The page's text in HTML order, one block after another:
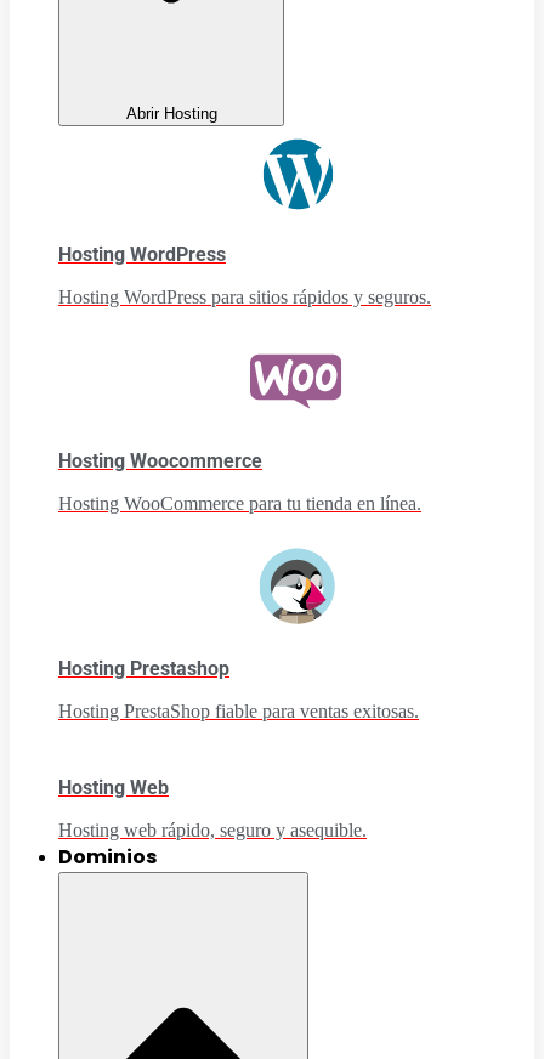
Abrir Hosting
Hosting WordPress
Hosting WordPress para sitios rápidos y seguros.
Hosting Woocommerce
Hosting WooCommerce para tu tienda en línea.
Hosting Prestashop
Hosting PrestaShop fiable para ventas exitosas.
Hosting Web
Hosting web rápido, seguro y asequible.
Dominios